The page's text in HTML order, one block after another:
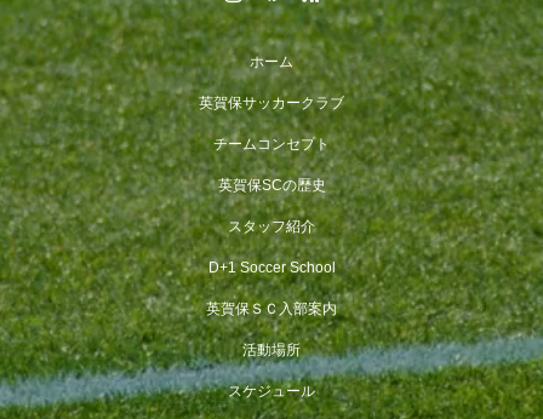
ホーム
英賀保サッカークラブ
チームコンセプト
英賀保SCの歴史
スタッフ紹介
D+1 Soccer School
英賀保ＳＣ入部案内
活動場所
スケジュール